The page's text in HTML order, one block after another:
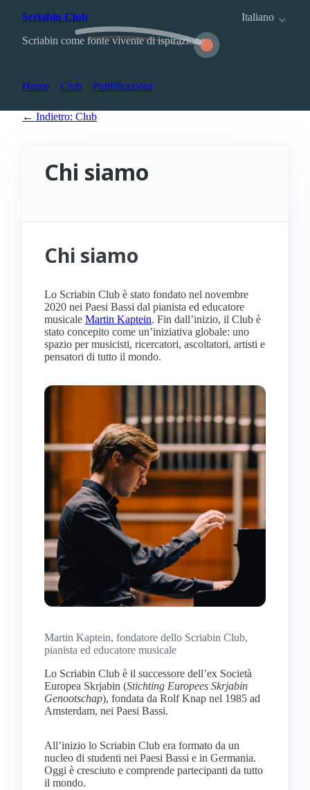
Scriabin Club
Italiano
Scriabin come fonte vivente di ispirazione
Home Club Pubblicazioni
← Indietro: Club
Chi siamo
Chi siamo
Lo Scriabin Club è stato fondato nel novembre
2020 nei Paesi Bassi dal pianista ed educatore
musicale Martin Kaptein. Fin dall’inizio, il Club è
stato concepito come un’iniziativa globale: uno
spazio per musicisti, ricercatori, ascoltatori, artisti e
pensatori di tutto il mondo.
Martin Kaptein, fondatore dello Scriabin Club,
pianista ed educatore musicale
Lo Scriabin Club è il successore dell’ex Società
Europea Skrjabin (Stichting Europees Skrjabin
Genootschap), fondata da Rolf Knap nel 1985 ad
Amsterdam, nei Paesi Bassi.
All’inizio lo Scriabin Club era formato da un
nucleo di studenti nei Paesi Bassi e in Germania.
Oggi è cresciuto e comprende partecipanti da tutto
il mondo.